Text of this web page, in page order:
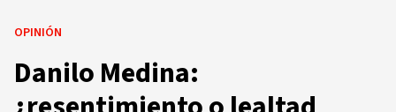
OPINIÓN
Danilo Medina: